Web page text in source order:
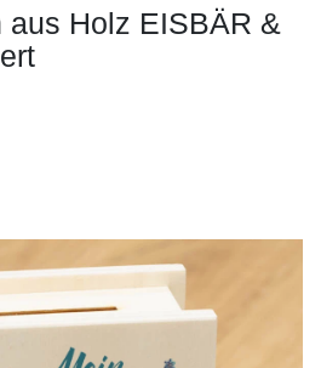
aus Holz EISBÄR &